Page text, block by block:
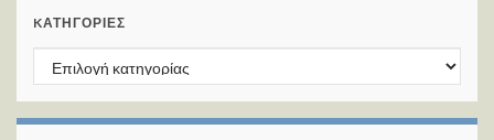
KΑΤΗΓΟΡΊΕΣ
Kατηγορίες